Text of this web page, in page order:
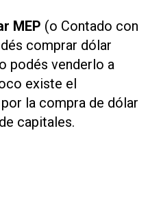
MEP (o Contado con
comprar dólar
podés venderlo a
existe el
la compra de dólar
capitales.